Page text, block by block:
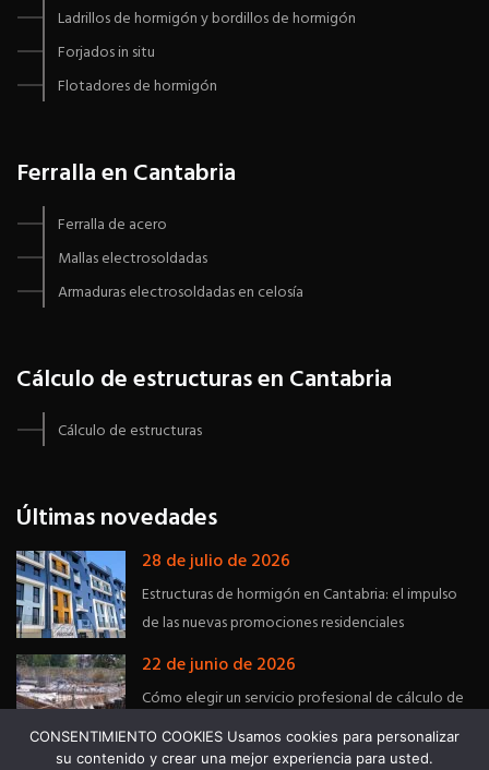
Ladrillos de hormigón y bordillos de hormigón
Forjados in situ
Flotadores de hormigón
Ferralla en Cantabria
Ferralla de acero
Mallas electrosoldadas
Armaduras electrosoldadas en celosía
Cálculo de estructuras en Cantabria
Cálculo de estructuras
Últimas novedades
28 de julio de 2026
Estructuras de hormigón en Cantabria: el impulso
de las nuevas promociones residenciales
22 de junio de 2026
Cómo elegir un servicio profesional de cálculo de
estructuras en Asturias
CONSENTIMIENTO COOKIES Usamos cookies para personalizar
su contenido y crear una mejor experiencia para usted.